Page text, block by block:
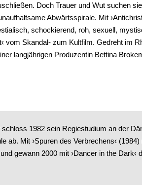
Doch Trauer und Wut suchen
Abwärtsspirale. Mit
schockierend, roh, sexuell,
vom Skandal- zum Kultfilm. Gedreht im
langjährigen Produzentin Bettina
schloss 1982 sein Regiestudium an der
ab. Mit ›Spuren des Verbrechens‹
gewann 2000 mit ›Dancer in the Dark‹